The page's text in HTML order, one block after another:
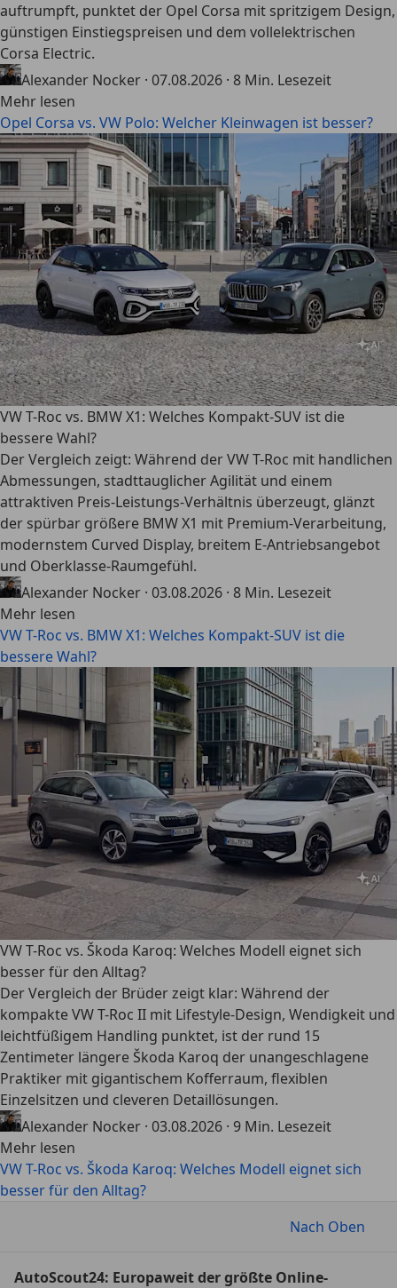
auftrumpft, punktet der Opel Corsa mit spritzigem Design,
günstigen Einstiegspreisen und dem vollelektrischen
Corsa Electric.
Alexander Nocker · 07.08.2026 · 8 Min. Lesezeit
Mehr lesen
Opel Corsa vs. VW Polo: Welcher Kleinwagen ist besser?
VW T-Roc vs. BMW X1: Welches Kompakt-SUV ist die
bessere Wahl?
Der Vergleich zeigt: Während der VW T-Roc mit handlichen
Abmessungen, stadttauglicher Agilität und einem
attraktiven Preis-Leistungs-Verhältnis überzeugt, glänzt
der spürbar größere BMW X1 mit Premium-Verarbeitung,
modernstem Curved Display, breitem E-Antriebsangebot
und Oberklasse-Raumgefühl.
Alexander Nocker · 03.08.2026 · 8 Min. Lesezeit
Mehr lesen
VW T-Roc vs. BMW X1: Welches Kompakt-SUV ist die
bessere Wahl?
VW T-Roc vs. Škoda Karoq: Welches Modell eignet sich
besser für den Alltag?
Der Vergleich der Brüder zeigt klar: Während der
kompakte VW T-Roc II mit Lifestyle-Design, Wendigkeit und
leichtfüßigem Handling punktet, ist der rund 15
Zentimeter längere Škoda Karoq der unangeschlagene
Praktiker mit gigantischem Kofferraum, flexiblen
Einzelsitzen und cleveren Detaillösungen.
Alexander Nocker · 03.08.2026 · 9 Min. Lesezeit
Mehr lesen
VW T-Roc vs. Škoda Karoq: Welches Modell eignet sich
besser für den Alltag?
Nach Oben
AutoScout24: Europaweit der größte Online-